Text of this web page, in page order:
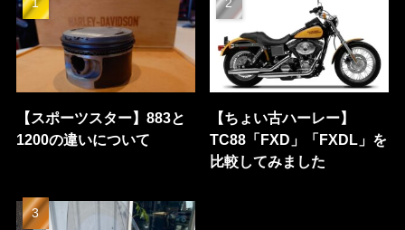
【スポーツスター】883と
1200の違いについて
【ちょい古ハーレー】
TC88「FXD」「FXDL」を
比較してみました